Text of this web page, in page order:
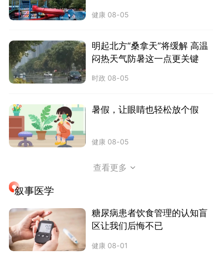
健康 08-05
明起北方“桑拿天”将缓解 高温
闷热天气防暑这一点更关键
时政 08-05
暑假，让眼睛也轻松放个假
健康 08-05
查看更多
叙事医学
糖尿病患者饮食管理的认知盲
区让我们后悔不已
健康 08-01